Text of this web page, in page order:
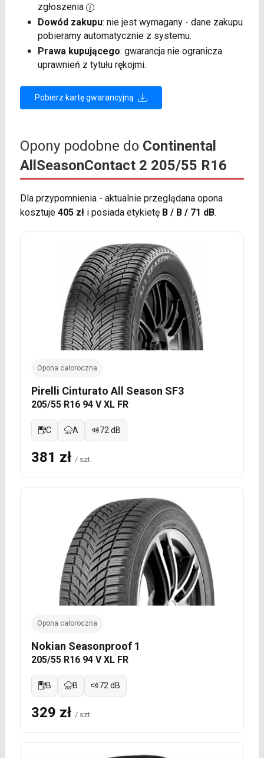
zgłoszenia
Dowód zakupu: nie jest wymagany - dane zakupu
pobieramy automatycznie z systemu.
Prawa kupującego: gwarancja nie ogranicza
uprawnień z tytułu rękojmi.
Pobierz kartę gwarancyjną
Opony podobne do Continental
AllSeasonContact 2 205/55 R16
Dla przypomnienia - aktualnie przeglądana opona
kosztuje 405 złi posiada etykietę B / B / 71 dB.
Opona całoroczna
Pirelli Cinturato All Season SF3
205/55 R16 94 V XL FR
C A 72 dB
381 zł / szt.
Opona całoroczna
Nokian Seasonproof 1
205/55 R16 94 V XL FR
B B 72 dB
329 zł / szt.